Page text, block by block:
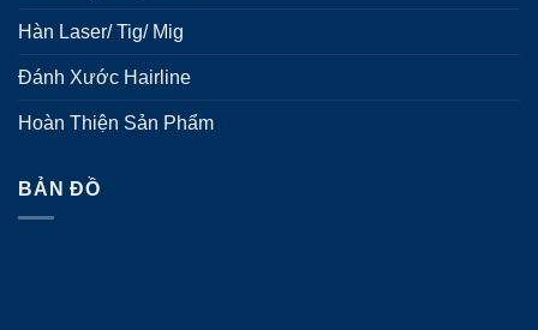
Hàn Laser/ Tig/ Mig
Đánh Xước Hairline
Hoàn Thiện Sản Phẩm
BẢN ĐỒ